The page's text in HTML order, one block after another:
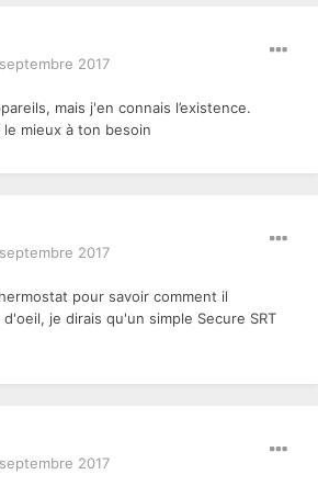
2017
mais j'en connais l’existence.
mieux à ton besoin
2017
pour savoir comment il
je dirais qu'un simple Secure SRT
2017